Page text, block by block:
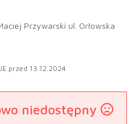
Przywarski ul. Orłowska
przed 13.12.2024
niedostępny